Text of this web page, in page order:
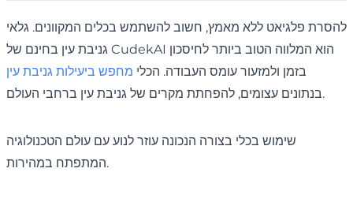
להסרת פלגיאט ללא מאמץ, חשוב להשתמש בכלים המקוונים. גלאי
גניבת עין בחינם של CudekAI הוא המלווה הטוב ביותר לחיסכון
בזמן ולמזעור עומס העבודה. הכלי מחפש ביעילות גניבת עין
בנתונים עצומים, להפחתת מקרים של גניבת עין ברחבי העולם.
שימוש בכלי בצורה הנכונה עוזר לנוע עם עולם הטכנולוגיה
המתפתח במהירות.